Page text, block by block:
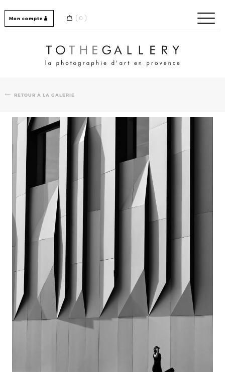
Mon compte 0
Home / Accueil
RETOUR À LA GALERIE